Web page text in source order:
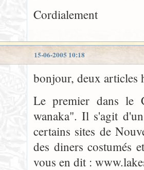
Cordialement
15-06-2005 10:18
bonjour, deux articles
Le premier dans le
wanaka". Il s'agit
certains sites de
des diners costumés
vous en dit :